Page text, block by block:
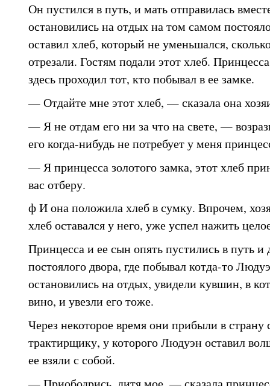
Он пустился в путь, и мать отправилась
остановились на отдых на том самом
оставил хлеб, который не уменьшался,
отрезали. Гостям подали этот хлеб.
здесь проходил тот, кто побывал в ее замке.
— Отдайте мне этот хлеб, — сказала она
— Я не отдам его ни за что на свете, —
его когда-нибудь не потребует у меня
— Я принцесса золотого замка, этот хлеб
вас отберу.
ф И она положила хлеб в сумку. Впрочем,
хлеб оставался у него, уже успел нажить
Принцесса и ее сын опять пустились в путь и
постоялого двора, где побывал котда-то
остановились на отдых, увидели кувшин, в
вино, и увезли его тоже.
Через некоторое время они прибыли в страну
трактирщику, у которого Людуэн оставил
ее взяли с собой.
— Приободрись, дитя мое, — сказала